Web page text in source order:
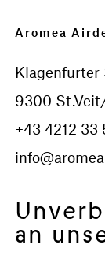
Aromea
Klagenfurter
9300
+43 4212 33
an